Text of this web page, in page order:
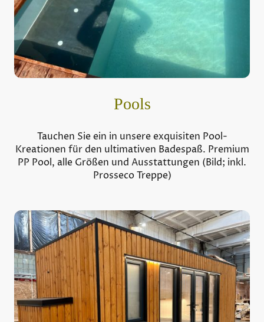
Pools
Tauchen Sie ein in unsere exquisiten Pool-
Kreationen für den ultimativen Badespaß. Premium
PP Pool, alle Größen und Ausstattungen (Bild; inkl.
Prosseco Treppe)